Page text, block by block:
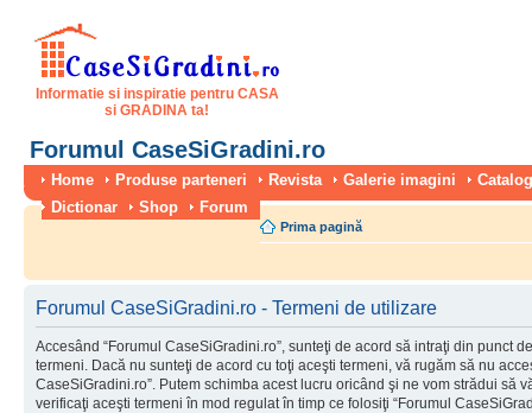
Informatie si inspiratie pentru CASA
si GRADINA ta!
Forumul CaseSiGradini.ro
Home Produse parteneri Revista Galerie imagini
Dictionar
Shop Forum
Prima pagină
Forumul CaseSiGradini.ro - Termeni de utilizare
Accesând “Forumul CaseSiGradini.ro”, sunteţi de acord să intraţi din punct
termeni. Dacă nu sunteţi de acord cu toţi aceşti termeni, vă rugăm să nu
CaseSiGradini.ro”. Putem schimba acest lucru oricând şi ne vom strădui să
verificaţi aceşti termeni în mod regulat în timp ce folosiţi “Forumul